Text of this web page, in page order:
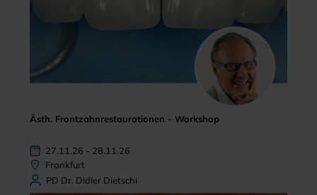
Ästh. Frontzahnrestaurationen - Workshop
27.11.26 - 28.11.26
Frankfurt
PD Dr. Didier Dietschi